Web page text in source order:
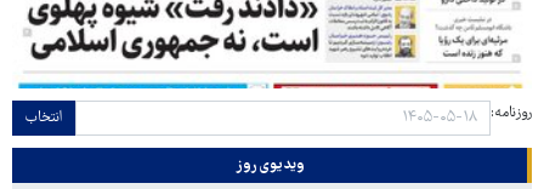
روزنامه: انتخاب
ویدیوی روز